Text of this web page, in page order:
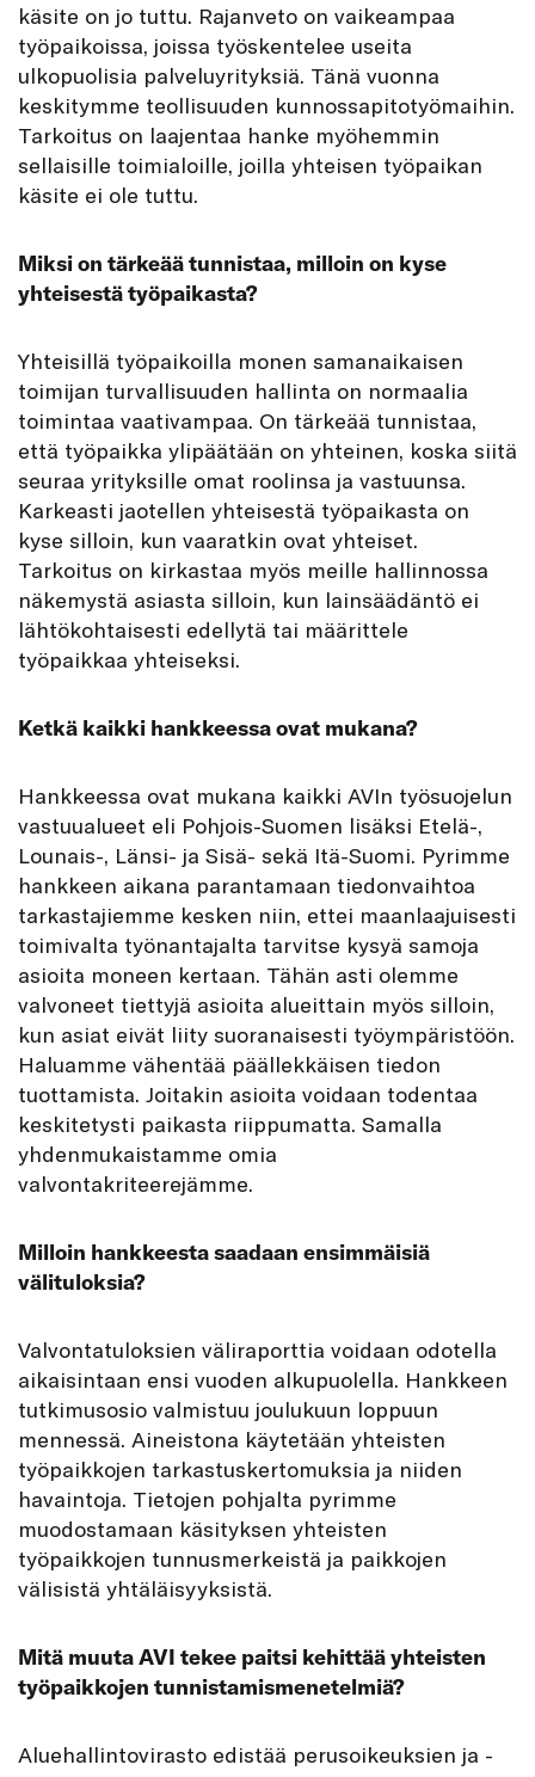
käsite on jo tuttu. Rajanveto on vaikeampaa
työpaikoissa, joissa työskentelee useita
ulkopuolisia palveluyrityksiä. Tänä vuonna
keskitymme teollisuuden kunnossapitotyömaihin.
Tarkoitus on laajentaa hanke myöhemmin
sellaisille toimialoille, joilla yhteisen työpaikan
käsite ei ole tuttu.
Miksi on tärkeää tunnistaa, milloin on kyse
yhteisestä työpaikasta?
Yhteisillä työpaikoilla monen samanaikaisen
toimijan turvallisuuden hallinta on normaalia
toimintaa vaativampaa. On tärkeää tunnistaa,
että työpaikka ylipäätään on yhteinen, koska siitä
seuraa yrityksille omat roolinsa ja vastuunsa.
Karkeasti jaotellen yhteisestä työpaikasta on
kyse silloin, kun vaaratkin ovat yhteiset.
Tarkoitus on kirkastaa myös meille hallinnossa
näkemystä asiasta silloin, kun lainsäädäntö ei
lähtökohtaisesti edellytä tai määrittele
työpaikkaa yhteiseksi.
Ketkä kaikki hankkeessa ovat mukana?
Hankkeessa ovat mukana kaikki AVIn työsuojelun
vastuualueet eli Pohjois-Suomen lisäksi Etelä-,
Lounais-, Länsi- ja Sisä- sekä Itä-Suomi. Pyrimme
hankkeen aikana parantamaan tiedonvaihtoa
tarkastajiemme kesken niin, ettei maanlaajuisesti
toimivalta työnantajalta tarvitse kysyä samoja
asioita moneen kertaan. Tähän asti olemme
valvoneet tiettyjä asioita alueittain myös silloin,
kun asiat eivät liity suoranaisesti työympäristöön.
Haluamme vähentää päällekkäisen tiedon
tuottamista. Joitakin asioita voidaan todentaa
keskitetysti paikasta riippumatta. Samalla
yhdenmukaistamme omia
valvontakriteerejämme.
Milloin hankkeesta saadaan ensimmäisiä
välituloksia?
Valvontatuloksien väliraporttia voidaan odotella
aikaisintaan ensi vuoden alkupuolella. Hankkeen
tutkimusosio valmistuu joulukuun loppuun
mennessä. Aineistona käytetään yhteisten
työpaikkojen tarkastuskertomuksia ja niiden
havaintoja. Tietojen pohjalta pyrimme
muodostamaan käsityksen yhteisten
työpaikkojen tunnusmerkeistä ja paikkojen
välisistä yhtäläisyyksistä.
Mitä muuta AVI tekee paitsi kehittää yhteisten
työpaikkojen tunnistamismenetelmiä?
Aluehallintovirasto edistää perusoikeuksien ja -